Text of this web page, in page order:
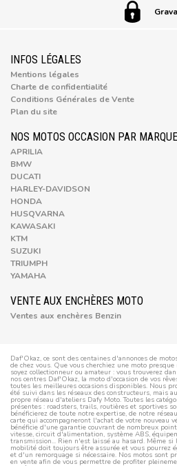
INFOS LÉGALES
Mentions légales
Charte de confidentialité
Conditions Générales de Vente
Plan du site
NOS MOTOS OCCASION PAR MARQUE
APRILIA
BMW
DUCATI
HARLEY-DAVIDSON
HONDA
HUSQVARNA
KAWASAKI
KTM
SUZUKI
TRIUMPH
YAMAHA
VENTE AUX ENCHÈRES MOTO
Ventes aux enchères Benzin
Daf'Okaz, ce sont des centaines d'annonces de
de chez vous. Que vous cherchiez une moto
soyez collectionneur ou amateur : vous trouverez
nos centres Daf'Okaz, la moto d'occasion de vos
toutes les meilleures occasions disponibles. Nous
été suivi dans les réseaux des constructeurs, mais
propre réseau d'ateliers Dafy Moto. Toutes les
présentes : roadsters, trails, routières et sportives
bénéficierez de toute notre expertise, de notre
carte qui accompagneront l'achat de votre nouveau
bénéficie d'une garantie couvrant de nombreux
vitesse, circuit d'alimentation, système ABS,
transmission... Rien n'est laissé au hasard. Même
mobilité doit toujours être assurée et vous pourrez
et d'un remorquage si nécessaire. Nos motos sont
en vente afin de vous permettre de profiter